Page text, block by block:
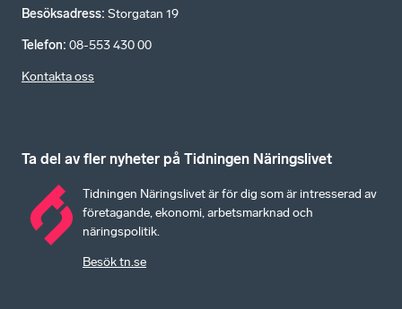
Besöksadress: Storgatan 19
Telefon: 08-553 430 00
Kontakta oss
Ta del av fler nyheter på Tidningen Näringslivet
Tidningen Näringslivet är för dig som är intresserad av
företagande, ekonomi, arbetsmarknad och
näringspolitik.
Besök tn.se